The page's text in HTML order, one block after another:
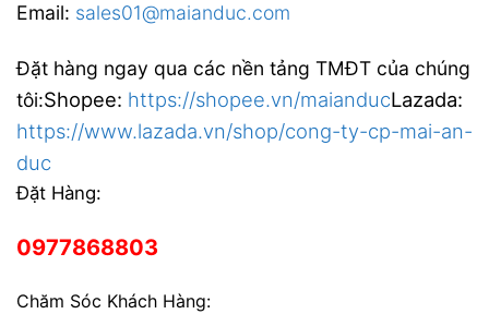
Email: sales01@maianduc.com
Đặt hàng ngay qua các nền tảng TMĐT của chúng
tôi:Shopee: https://shopee.vn/maianducLazada:
https://www.lazada.vn/shop/cong-ty-cp-mai-an-
duc
Đặt Hàng:
0977868803
Chăm Sóc Khách Hàng: